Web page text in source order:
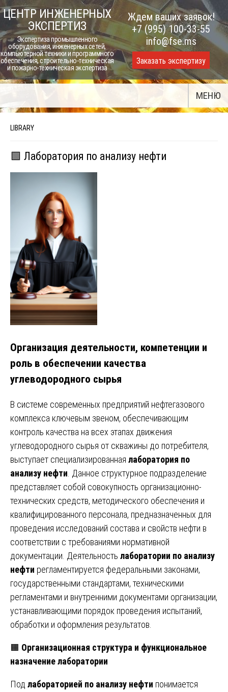
Skip
to
content
ЦЕНТР ИНЖЕНЕРНЫХ
ЭКСПЕРТИЗ
Экспертиза промышленного
оборудования, инженерных сетей,
компьютерной техники и программного
обеспечения, строительно-техническая
и пожарно-техническая экспертиза
Ждем ваших заявок!
+7 (995) 100-33-55
info@fse.ms
Заказать экспертизу
МЕНЮ
LIBRARY
🟩 Лаборатория по анализу нефти
Организация деятельности, компетенции и
роль в обеспечении качества
углеводородного сырья
В системе современных предприятий нефтегазового
комплекса ключевым звеном, обеспечивающим
контроль качества на всех этапах движения
углеводородного сырья от скважины до потребителя,
выступает специализированная лаборатория по
анализу нефти . Данное структурное подразделение
представляет собой совокупность организационно-
технических средств, методического обеспечения и
квалифицированного персонала, предназначенных для
проведения исследований состава и свойств нефти в
соответствии с требованиями нормативной
документации. Деятельность лаборатории по анализу
нефти регламентируется федеральными законами,
государственными стандартами, техническими
регламентами и внутренними документами организации,
устанавливающими порядок проведения испытаний,
обработки и оформления результатов.
🟧 Организационная структура и функциональное
назначение лаборатории
Под лабораторией по анализу нефти понимается